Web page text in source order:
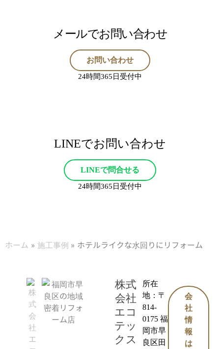
メールでお問い合わせ
お問い合わせ
24時間365日受付中
LINEでお問い合わせ
LINEで問合せる
24時間365日受付中
ホーム 施工事例 ホテルライクな水回りにリフォーム
株式
会社
エコ
テッ
クス
所在
地：〒
814-
0175 福
岡市早
良区田
会
社
情
報
は